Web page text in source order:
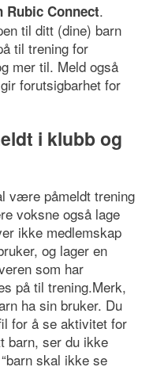
Rubic Connect.
til ditt (dine) barn
til trening for
mer til. Meld også
forutsigbarhet for
i klubb og
være påmeldt trening
voksne også lage
ikke medlemskap
og lager en
som har
på til trening.Merk,
ha sin bruker. Du
for å se aktivitet for
barn, ser du ikke
skal ikke se